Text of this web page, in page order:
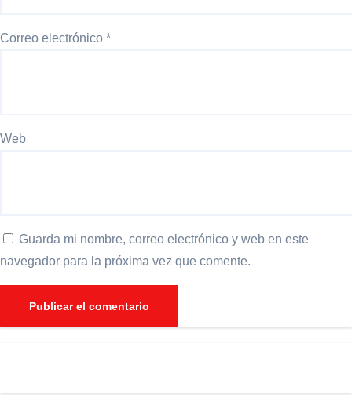
Correo electrónico *
Web
Guarda mi nombre, correo electrónico y web en este
navegador para la próxima vez que comente.